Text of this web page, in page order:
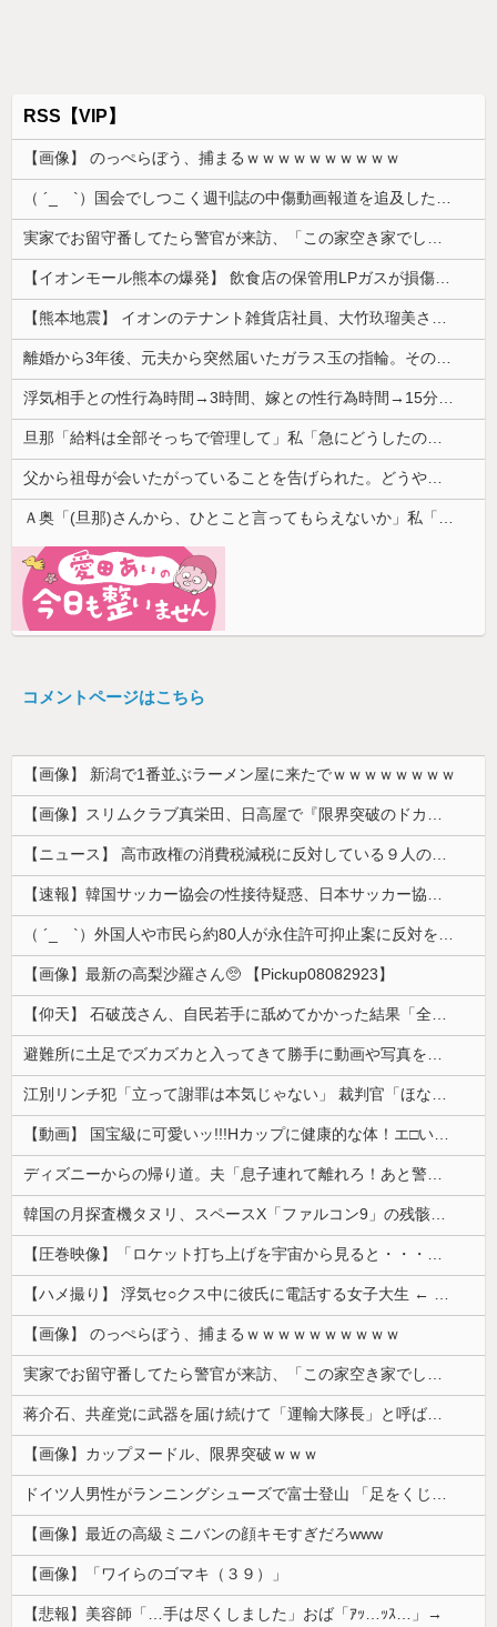
RSS【VIP】
【画像】 のっぺらぼう、捕まるｗｗｗｗｗｗｗｗｗｗ
コメントページはこちら
【画像】 新潟で1番並ぶラーメン屋に来たでｗｗｗｗｗｗｗｗ
【画像】スリムクラブ真栄田、日高屋で『限界突破のドカ食い』を披露するｗｗｗｗｗｗ
【ニュース】 高市政権の消費税減税に反対している９人の自民党議員が全て判明！！！！ やっぱりコイツラかｗｗｗｗｗ
【速報】韓国サッカー協会の性接待疑惑、日本サッカー協会が4人の日本人審判員を調査「調査後に結果を公表します」
（ ´_ゝ`）外国人や市民ら約80人が永住許可抑止案に反対を訴え「選別、差別の作業」「国会審議も経ずいきなり厳格化する国に誰が来ますか！」「今す...
【画像】最新の高梨沙羅さん🥺 【Pickup08082923】
【仰天】 石破茂さん、自民若手に舐めてかかった結果「全てを失うｗｗｗｗｗ」
避難所に土足でズカズカと入ってきて勝手に動画や写真を撮影したメディア取材陣、挙句の果てに要求してきたのは……
江別リンチ犯「立って謝罪は本気じゃない」 裁判官「ほな裁判で土下座してないキミは本気じゃないな」
【動画】 国宝級に可愛いッ!!!Hカップに健康的な体！エ□い！乳首からマ●コまで見えているよ 笑
ディズニーからの帰り道。夫「息子連れて離れろ！あと警察に通報！」私「助けて！」駅員「どうしました！？」→トンデモナイことに…
韓国の月探査機タヌリ、スペースX「ファルコン9」の残骸が月面に衝突する様子を撮影！
【圧巻映像】「ロケット打ち上げを宇宙から見ると・・・」の動画が衝撃的
【ハメ撮り】 浮気セ○クス中に彼氏に電話する女子大生 ← これを現実にやる子が現れる…
【画像】 のっぺらぼう、捕まるｗｗｗｗｗｗｗｗｗｗ
実家でお留守番してたら警官が来訪、「この家空き家でしたよね？」と問いかけてくるが実際は30年ほど住んでおり……
蒋介石、共産党に武器を届け続けて「運輸大隊長」と呼ばれる
【画像】カップヌードル、限界突破ｗｗｗ
ドイツ人男性がランニングシューズで富士登山 「足をくじいて動けない」
【画像】最近の高級ミニバンの顔キモすぎだろwww
【画像】「ワイらのゴマキ（３９）」
【悲報】美容師「…手は尽くしました」おば「ｱｯ…ｯｽ…」→